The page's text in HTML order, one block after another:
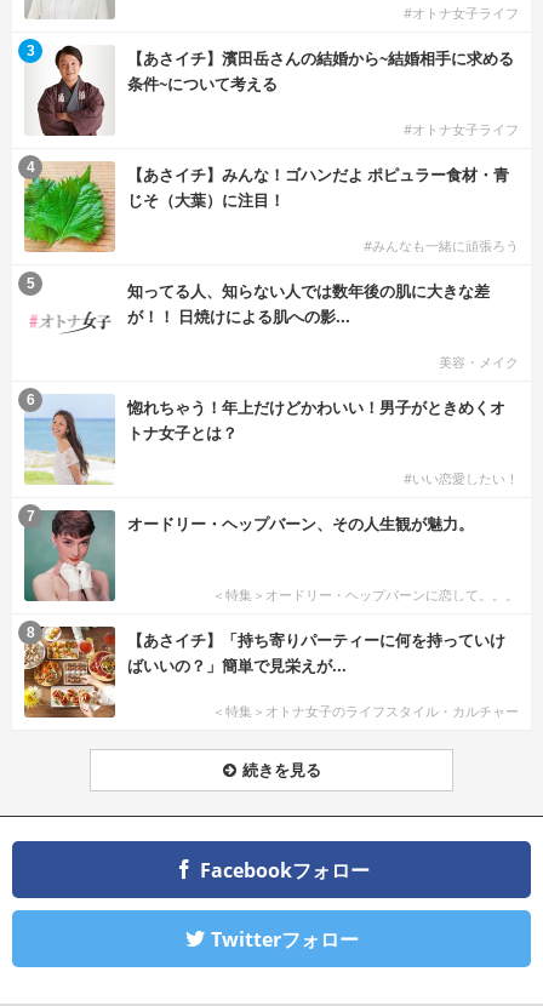
#オトナ女子ライフ
【あさイチ】濱田岳さんの結婚から~結婚相手に求める
条件~について考える
#オトナ女子ライフ
3
【あさイチ】みんな！ゴハンだよ ポピュラー食材・青
じそ（大葉）に注目！
#みんなも一緒に頑張ろう
4
知ってる人、知らない人では数年後の肌に大きな差
が！！ 日焼けによる肌への影...
美容・メイク
5
惚れちゃう！年上だけどかわいい！男子がときめくオ
トナ女子とは？
#いい恋愛したい！
6
オードリー・ヘップバーン、その人生観が魅力。
＜特集＞オードリー・ヘップバーンに恋して。。。
7
【あさイチ】「持ち寄りパーティーに何を持っていけ
ばいいの？」簡単で見栄えが...
＜特集＞オトナ女子のライフスタイル・カルチャー
8
続きを見る
Facebookフォロー
Twitterフォロー